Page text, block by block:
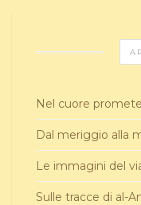
Nel cuore
Dal meriggio alla
Le immagini del
Sulle tracce di al-